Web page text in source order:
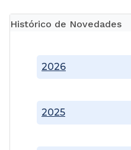
Histórico de Novedades
2025
2026